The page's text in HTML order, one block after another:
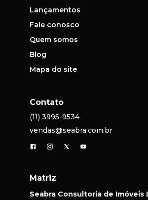
Lançamentos
Fale conosco
Quem somos
Blog
Mapa do site
Contato
(11) 3995-9534
vendas@seabra.com.br
Matriz
Seabra Consultoria de Imóveis